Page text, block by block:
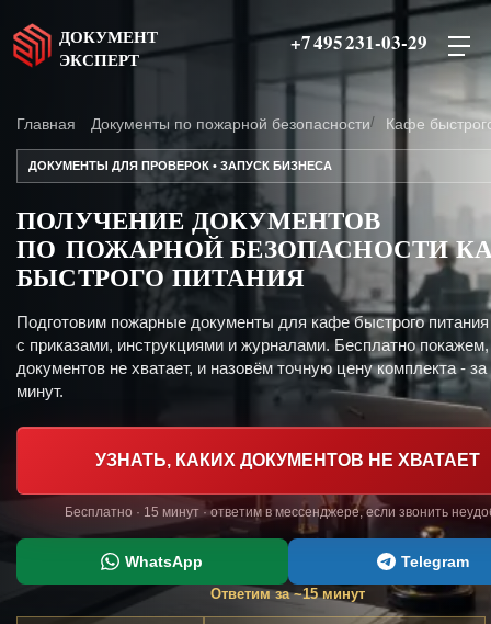
ДОКУМЕНТ
ЭКСПЕРТ
+7 495 231-03-29
Главная Документы по пожарной безопасности Кафе
ДОКУМЕНТЫ ДЛЯ ПРОВЕРОК • ЗАПУСК БИЗНЕСА
ПОЛУЧЕНИЕ ДОКУМЕНТОВ
ПО ПОЖАРНОЙ БЕЗОПАСНОСТИ
БЫСТРОГО ПИТАНИЯ
Подготовим пожарные документы для кафе быстрого питания
с приказами, инструкциями и журналами. Бесплатно покажем,
документов не хватает, и назовём точную цену комплекта - за
минут.
УЗНАТЬ, КАКИХ ДОКУМЕНТОВ НЕ ХВАТАЕТ
Бесплатно · 15 минут · ответим в мессенджере, если звонить
WhatsApp Telegram
Ответим за ~15 минут